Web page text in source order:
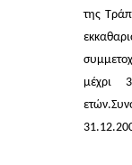
της
μέχρι